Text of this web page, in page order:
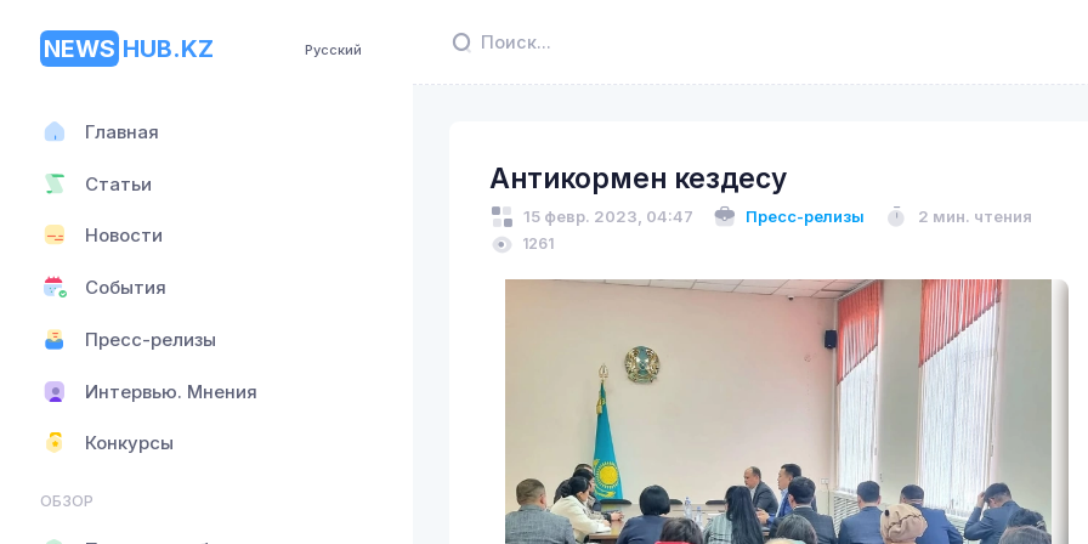
NEWS HUB.KZ Русский
Главная
Статьи
Новости
События
Пресс-релизы
Интервью. Мнения
Конкурсы
ОБЗОР
Антикормен кездесу
15 февр. 2023, 04:47 Пресс-релизы 2 мин. чтения
1261